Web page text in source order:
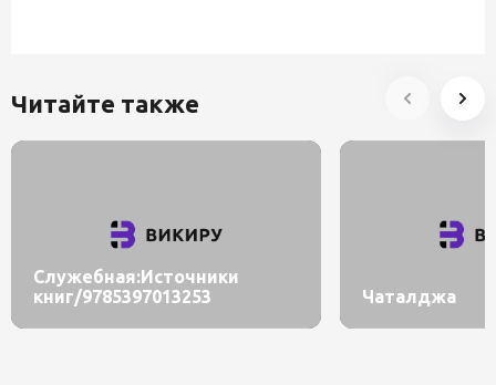
Читайте также
Служебная:Источники
книг/9785397013253
Чаталджа